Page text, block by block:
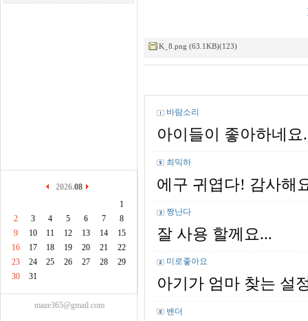
2026.08
1
2
3 4 5 6 7
8
9
10 11 12 13 14
15
16
17 18 19 20 21
22
23
24 25 26 27 28
29
30
31
maze365@gmail.com
K_8.png (63.1KB)(123)
바람소리
아이들이 좋아하네요
최믹하
에구 귀엽다! 감사해
짱난다
잘 사용 할께요...
미로좋아요
아기가 엄마 찾는 설
밴더